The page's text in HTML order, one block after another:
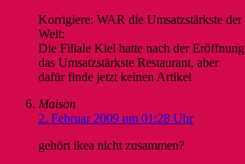
Korrigiere: WAR die Umsatzstärkste der
Welt:
Die Filiale Kiel hatte nach der Eröffnung
das Umsatzstärkste Restaurant, aber
dafür finde jetzt keinen Artikel
Maison
2. Februar 2009 um 01:28 Uhr
gehört ikea nicht zusammen?